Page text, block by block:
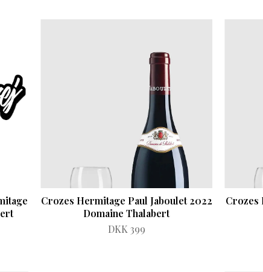
Crozes Hermitage Paul Jaboulet 2022
Domaine Thalabert
DKK 399
Crozes